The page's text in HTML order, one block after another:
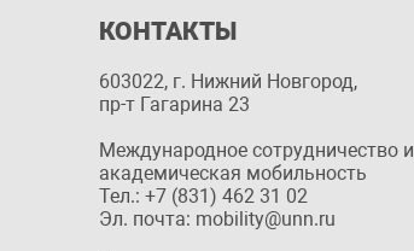
КОНТАКТЫ
603022, г. Нижний Новгород,
пр-т Гагарина 23
Международное сотрудничество и
академическая мобильность
Тел.: +7 (831) 462 31 02
Эл. почта: mobility@unn.ru